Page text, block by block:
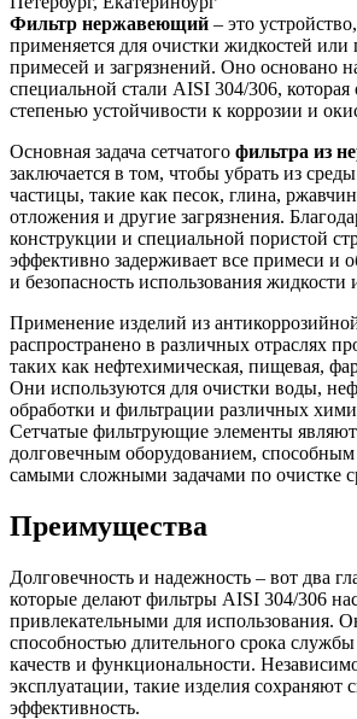
Фильтр нержавеющий – это
применяется для очистки жидкостей или
примесей и загрязнений. Оно основано
специальной стали AISI 304/306, которая
степенью устойчивости к коррозии и
Основная задача сетчатого фильтра из
заключается в том, чтобы убрать из
частицы, такие как песок, глина,
отложения и другие загрязнения.
конструкции и специальной пористой
эффективно задерживает все примеси и
и безопасность использования жидкости
Применение изделий из
распространено в различных отраслях
таких как нефтехимическая, пищевая,
Они используются для очистки воды,
обработки и фильтрации различных
Сетчатые фильтрующие элементы
долговечным оборудованием, способным
самыми сложными задачами по очистке
Преимущества
Долговечность и надежность – вот два
которые делают фильтры AISI 304/306
привлекательными для использования.
способностью длительного срока
качеств и функциональности.
эксплуатации, такие изделия сохраняют
эффективность.